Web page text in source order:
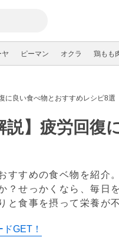
ヤ ピーマン オクラ 鶏もも
に良い食べ物とおすすめレシピ8選
説】疲労回
すすめの食ベ物を紹介
？せっかくなら、毎日
と食事を摂って栄養が
GET！